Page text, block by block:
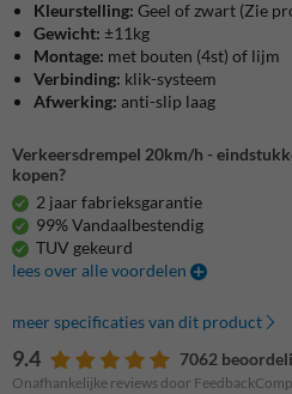
Kleurstelling: Geel of zwart (Zie
Gewicht: ±11kg
Montage: met bouten (4st) of lijm
Verbinding: klik-systeem
Afwerking: anti-slip laag
Verkeersdrempel 20km/h -
kopen?
2 jaar fabrieksgarantie
99% Vandaalbestendig
TUV gekeurd
lees over alle voordelen
meer specificaties van dit product
9.4 7062
Onafhankelijke reviews door